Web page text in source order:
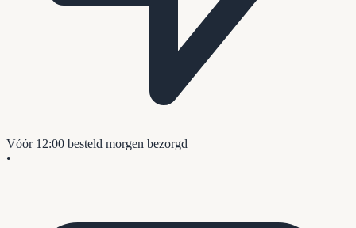
Vóór 12:00 besteld morgen bezorgd
•